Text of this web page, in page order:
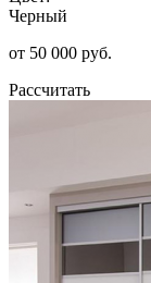
Черный
от 50 000 руб.
Рассчитать